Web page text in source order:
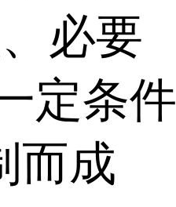
必要
定条件
而成